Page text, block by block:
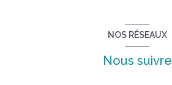
NOS RÉSEAUX
Nous suivre